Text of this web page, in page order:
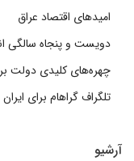
امیدهای اقتصاد عراق
دویست و پنجاه سالگی
چهره‌های کلیدی دولت
تلگراف گراهام برای ایران
آرشیو